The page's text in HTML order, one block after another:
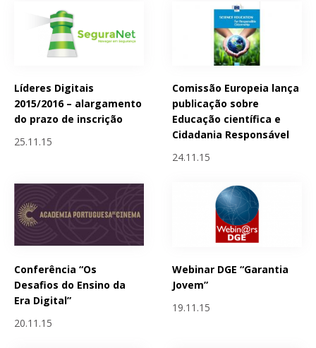
Líderes Digitais
2015/2016 – alargamento
do prazo de inscrição
25.11.15
Comissão Europeia lança
publicação sobre
Educação científica e
Cidadania Responsável
24.11.15
Conferência “Os
Desafios do Ensino da
Era Digital”
20.11.15
Webinar DGE “Garantia
Jovem”
19.11.15